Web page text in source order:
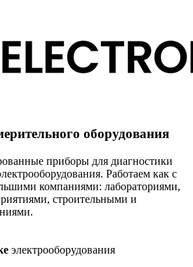
оборудования
приборы для диагностики
Работаем как с
компаниями: лабораториями,
строительными и
электрооборудования